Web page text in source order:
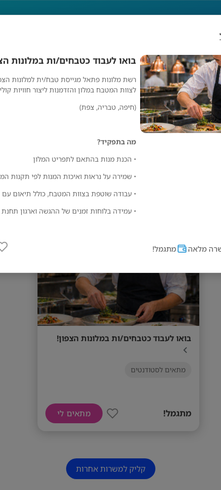
בואו לעבוד כטבחים/ות במלונות
רשת מלונות פתאל מגייסת טבח/ית למלונות
לצוות המטבח במלון והזדמנות ליצור חוויות
(חיפה, טבריה, צפת)
מה בתפקיד?
• הכנת מנות בהתאם לתפריט המלון
• שמירה על נראות ואיכות המנות לפי תקנות
• עבודה שוטפת בצוות המטבח, כולל תיאום
• עמידה בלוחות זמנים של ההגשה וארגון
• תנאים סוציאליים מעולים
• ארוחות חמות מסובסדות במלון
• סביבת עבודה מקצועית ותומכת והזדמנות
לאורך זמן
איתנו!
מה אנחנו מחפשים? • ניסיון קודם כטבח/ית או
חובה • יכולת עבודה עצמאית ואחריות • שליטה
נוספת – יתרון
מלאה מתגמל!
כטבחים/ות
מלונות פתאל
בואו לעבוד כטבחים/ות במלונות הצפון!
מתאים לסטודנטים
מתגמל! מתאים לי
קליק למשרות אחרות